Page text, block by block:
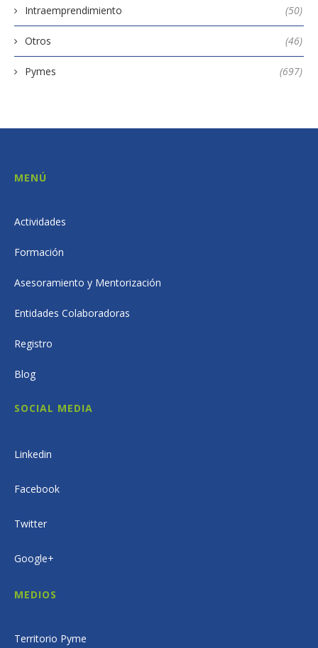
Intraemprendimiento (50)
Otros (46)
Pymes (697)
MENÚ
Actividades
Formación
Asesoramiento y Mentorización
Entidades Colaboradoras
Registro
Blog
SOCIAL MEDIA
Linkedin
Facebook
Twitter
Google+
MEDIOS
Territorio Pyme